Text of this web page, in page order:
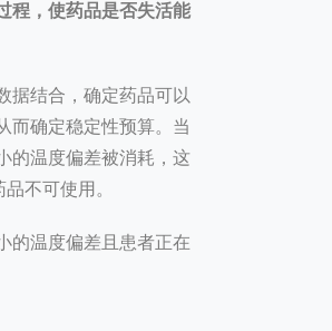
程，使药品是否失活能
据结合，确定药品可以
而确定稳定性预算。当
的温度偏差被消耗，这
不可使用。
的温度偏差且患者正在